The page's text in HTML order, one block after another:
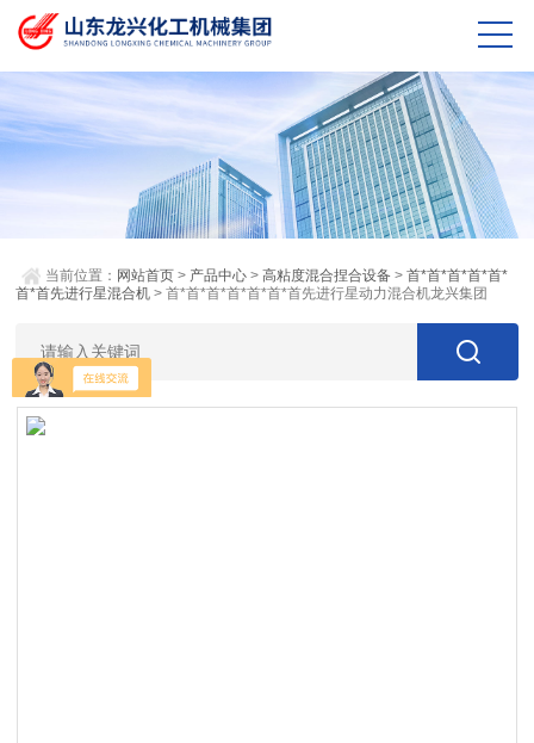
当前位置： 网站首页 > 产品中心 >高粘度混合捏合设备 >首*首*首*首*首*
首*首先进行星混合机 > 首*首*首*首*首*首*首先进行星动力混合机龙兴集团